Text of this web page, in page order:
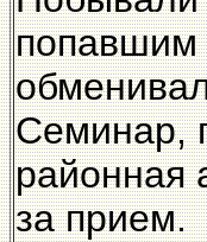
попавшим
Семинар,
районная
за прием.